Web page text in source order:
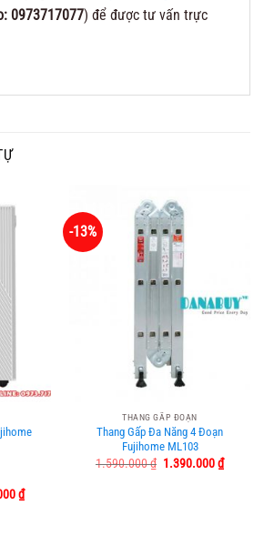
0973717077) để được tư vấn trực
₫Giá
hiện
-13%
THANG GẤP ĐOẠN
Thang Gấp Đa Năng 4 Đoạn
Fujihome ML103
1.590.000₫ Giá
1.390.000₫Giá
hiện